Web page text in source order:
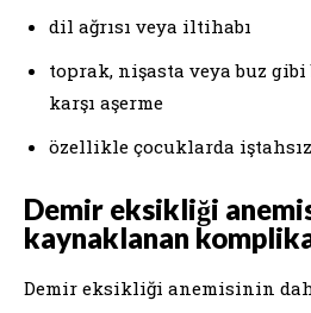
dil ağrısı veya iltihabı
toprak, nişasta veya buz gibi
karşı aşerme
özellikle çocuklarda
Demir eksikliği
kaynaklanan
Demir eksikliği anemisinin